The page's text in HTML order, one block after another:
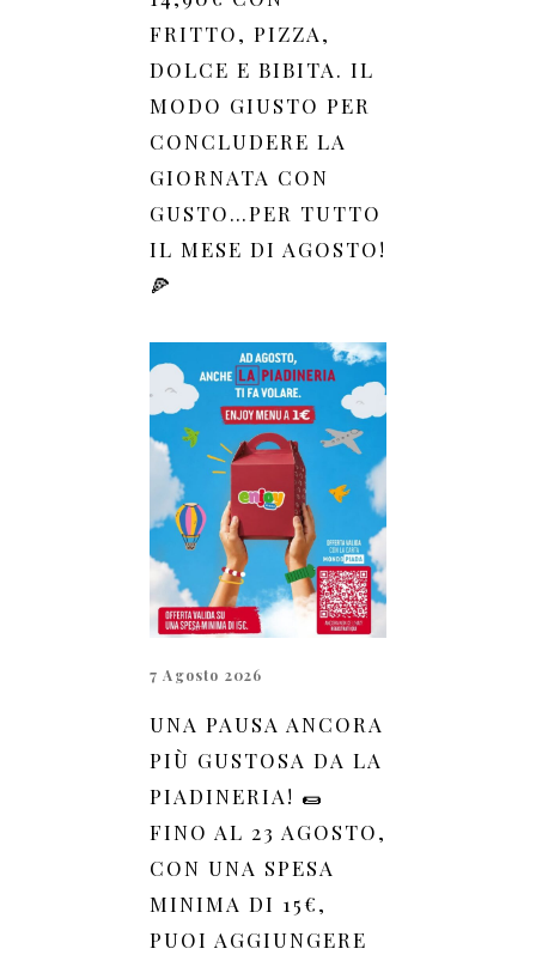
FRITTO, PIZZA,
DOLCE E BIBITA. IL
MODO GIUSTO PER
CONCLUDERE LA
GIORNATA CON
GUSTO…PER TUTTO
IL MESE DI AGOSTO!
🍕
7 Agosto 2026
UNA PAUSA ANCORA
PIÙ GUSTOSA DA LA
PIADINERIA! 🌯
FINO AL 23 AGOSTO,
CON UNA SPESA
MINIMA DI 15€,
PUOI AGGIUNGERE